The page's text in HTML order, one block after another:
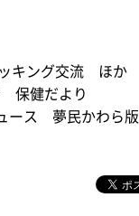
キング交流 ほか
保健だより
ース 夢民かわら版